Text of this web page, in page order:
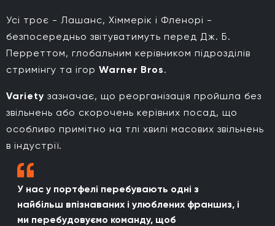
Усі троє - Лашанс, Хіммерік і Фленорі -
безпосередньо звітуватимуть перед Дж. Б.
Перреттом, глобальним керівником підрозділів
стримінгу та ігор Warner Bros.
Variety зазначає, що реорганізація пройшла без
звільнень або скорочень керівних посад, що
особливо примітно на тлі хвилі масових звільнень
в індустрії.
У нас у портфелі перебувають одні з
найбільш впізнаваних і улюблених франшиз, і
ми перебудовуємо команду, щоб